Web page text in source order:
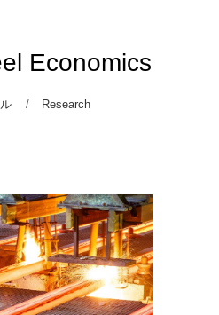
Economics
Research